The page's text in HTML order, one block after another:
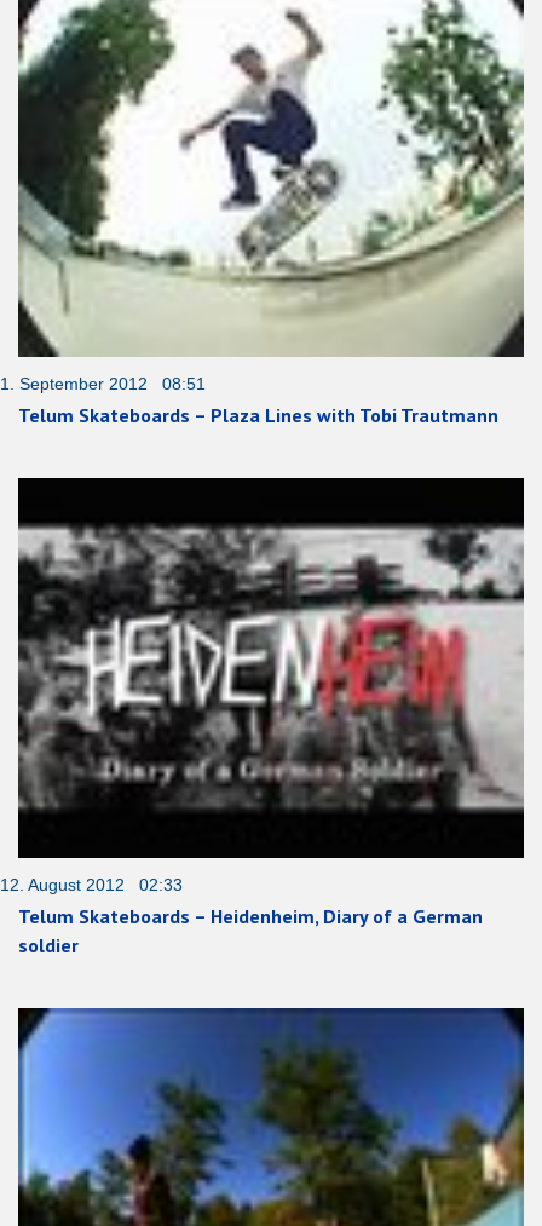
1. September 2012 08:51
Telum Skateboards – Plaza Lines with Tobi Trautmann
12. August 2012 02:33
Telum Skateboards – Heidenheim, Diary of a German
soldier